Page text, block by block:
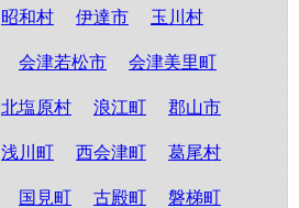
昭和村 伊達市 玉川村
会津若松市 会津美里町
北塩原村 浪江町 郡山市
浅川町 西会津町 葛尾村
国見町 古殿町 磐梯町